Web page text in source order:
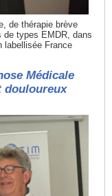
de thérapie brève
de types EMDR, dans
labellisée France
Médicale
douloureux